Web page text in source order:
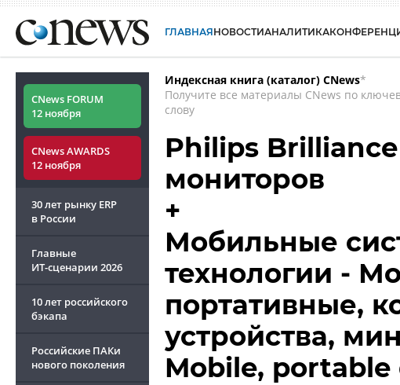
ГЛАВНАЯНОВОСТИАНАЛИТИКА
CNews FORUM
12 ноября
CNews AWARDS
12 ноября
30 лет рынку ERP
в России
Главные
ИТ-сценарии 2026
10 лет российского
бэкапа
Российские ПАКи
нового поколения
Индексная книга (каталог) CNews*
Получите все материалы CNews по
слову
Philips
мониторов
+
Мобильные
технологии -
портативные,
устройства,
Mobile, portable